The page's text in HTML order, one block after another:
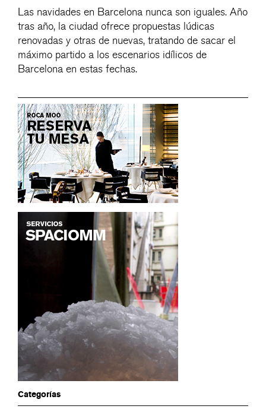
Las navidades en Barcelona nunca son iguales. Año
tras año, la ciudad ofrece propuestas lúdicas
renovadas y otras de nuevas, tratando de sacar el
máximo partido a los escenarios idílicos de
Barcelona en estas fechas.
Categorías